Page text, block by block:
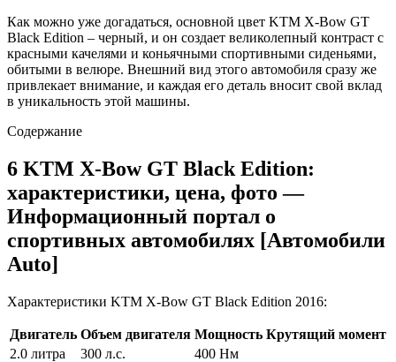
Как можно уже догадаться, основной цвет KTM X-Bow GT
Black Edition – черный, и он создает великолепный контраст с
красными качелями и коньячными спортивными сиденьями,
обитыми в велюре. Внешний вид этого автомобиля сразу же
привлекает внимание, и каждая его деталь вносит свой вклад
в уникальность этой машины.
Содержание
6 KTM X-Bow GT Black Edition:
характеристики, цена, фото —
Информационный портал о
спортивных автомобилях [Автомобили
Auto]
Характеристики KTM X-Bow GT Black Edition 2016:
Двигатель Объем двигателя Мощность Крутящий момент
2.0 литра
300 л.с. 400 Нм